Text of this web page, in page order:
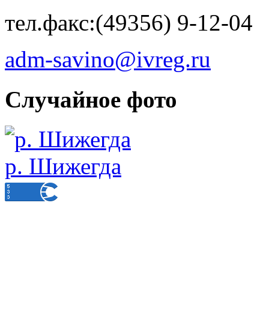
тел.факс:(49356) 9-12-04
adm-savino@ivreg.ru
Случайное фото
р. Шижегда